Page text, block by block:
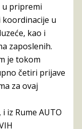
u pripremi
u
kao i
zaposlenih.
je tokom
četiri prijave
za ovaj
iz Rume AUTO